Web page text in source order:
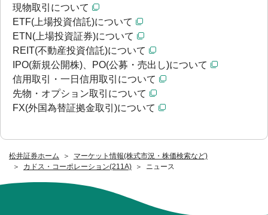
松井証券ホーム
マーケット情報(株式市況・株価検索など)
カドス・コーポレーション(211A)
ニュース
現物取引について
ETF(上場投資信託)について
ETN(上場投資証券)について
REIT(不動産投資信託)について
IPO(新規公開株)、PO(公募・売出し)について
信用取引・一日信用取引について
先物・オプション取引について
FX(外国為替証拠金取引)について